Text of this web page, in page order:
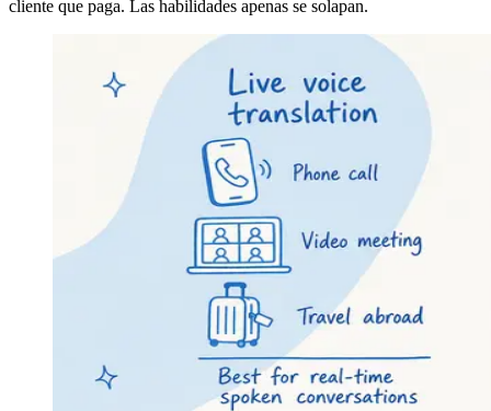
cliente que paga. Las habilidades apenas se solapan.